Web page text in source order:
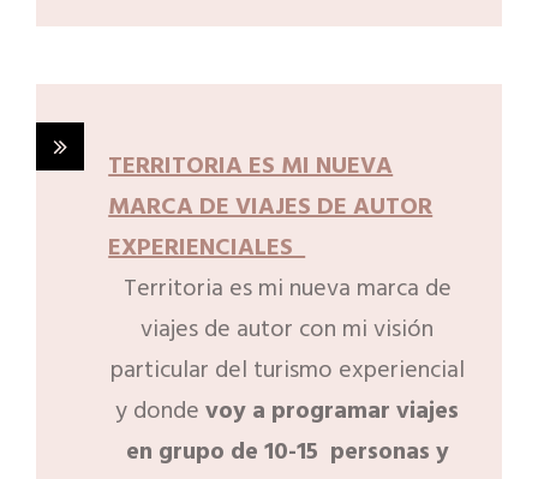
TERRITORIA ES MI NUEVA
MARCA DE VIAJES DE AUTOR
EXPERIENCIALES
Territoria es mi nueva marca de
viajes de autor con mi visión
particular del turismo experiencial
y dondevoy a programar viajes
en grupo de 10-15 personas y